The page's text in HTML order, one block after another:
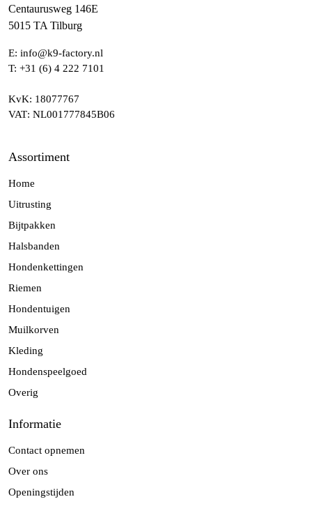
Centaurusweg 146E
5015 TA Tilburg
E: info@k9-factory.nl
T: +31 (6) 4 222 7101
KvK: 18077767
VAT: NL001777845B06
Assortiment
Home
Uitrusting
Bijtpakken
Halsbanden
Hondenkettingen
Riemen
Hondentuigen
Muilkorven
Kleding
Hondenspeelgoed
Overig
Informatie
Contact opnemen
Over ons
Openingstijden